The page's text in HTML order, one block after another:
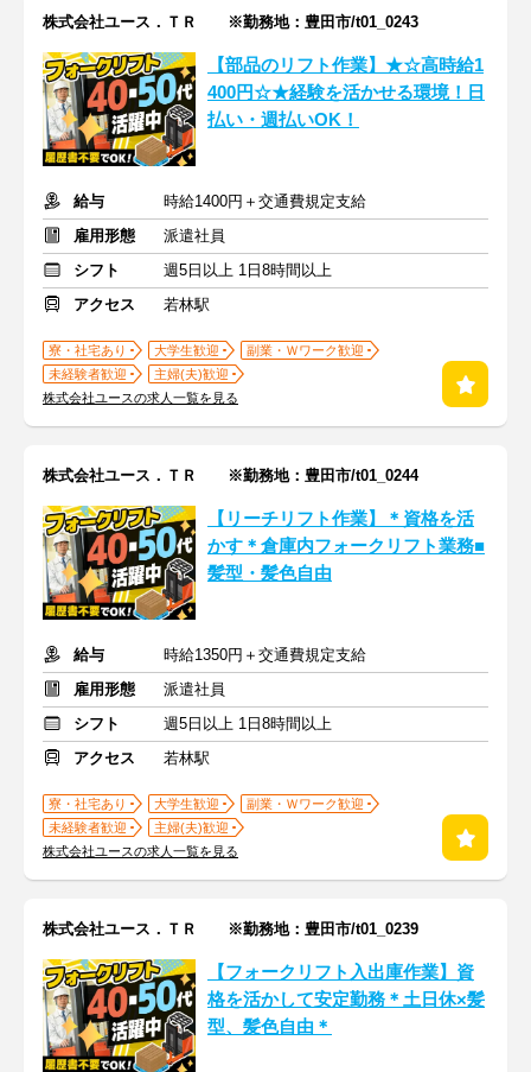
株式会社ユース．ＴＲ ※勤務地：豊田市/t01_0243
【部品のリフト作業】★☆高時給1
400円☆★経験を活かせる環境！日
払い・週払いOK！
給与
時給1400円＋交通費規定支給
雇用形態
派遣社員
シフト
週5日以上 1日8時間以上
アクセス
若林駅
寮・社宅あり 大学生歓迎
副業・Ｗワーク歓迎
未経験者歓迎
主婦(夫)歓迎
株式会社ユースの求人一覧を見る
株式会社ユース．ＴＲ ※勤務地：豊田市/t01_0244
【リーチリフト作業】＊資格を活
かす＊倉庫内フォークリフト業務■
髪型・髪色自由
給与
時給1350円＋交通費規定支給
雇用形態
派遣社員
シフト
週5日以上 1日8時間以上
アクセス
若林駅
寮・社宅あり 大学生歓迎
副業・Ｗワーク歓迎
未経験者歓迎
主婦(夫)歓迎
株式会社ユースの求人一覧を見る
株式会社ユース．ＴＲ ※勤務地：豊田市/t01_0239
【フォークリフト入出庫作業】資
格を活かして安定勤務＊土日休×髪
型、髪色自由＊